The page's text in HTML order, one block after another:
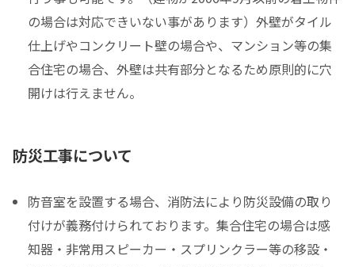
の場合は対応できいない事があります）外壁がタイル
仕上げやコンクリート壁の場合や、マンション等の集
合住宅の場合、外壁は共有部分となるため原則的に穴
開けは行えません。
防災工事について
防音室を設置する場合、消防法により防災設備の取り
付けが義務付けられております。集合住宅の場合は感
知器・非常用スピーカー・スプリンクラー等の移設・